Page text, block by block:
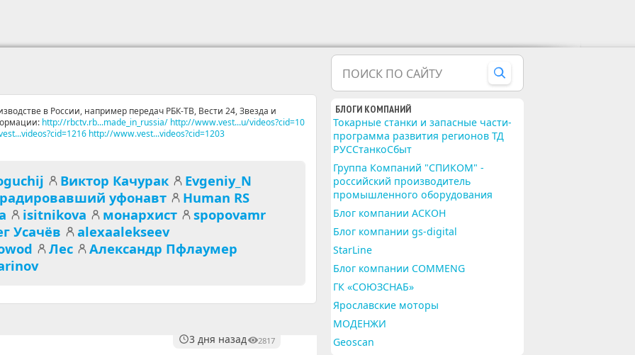
в России, например передач РБК-ТВ, Вести 24, Звезда и
http://rbctv.rb...made_in_russia/ http://www.vest...u/videos?cid=10
http://www.vest...videos?cid=1203
Виктор Качурак
Evgeniy_N
уфонавт
Human RS
isitnikova монархист
spopovamr
Усачёв
alexaalekseev
Лес
Александр Пфлаумер
3 дня назад 2817
ПОИСК ПО САЙТУ
БЛОГИ КОМПАНИЙ
Токарные станки и запасные части-
программа развития регионов ТД
РУССтанкоСбыт
Группа Компаний "СПИКОМ" -
российский производитель
промышленного оборудования
Блог компании АСКОН
Блог компании gs-digital
StarLine
Блог компании COMMENG
ГК «СОЮЗСНАБ»
Ярославские моторы
МОДЕНЖИ
Geoscan